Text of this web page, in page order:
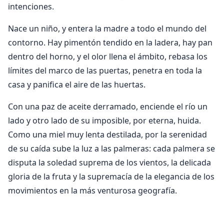
intenciones.
Nace un niño, y entera la madre a todo el mundo del
contorno. Hay pimentón tendido en la ladera, hay pan
dentro del horno, y el olor llena el ámbito, rebasa los
límites del marco de las puertas, penetra en toda la
casa y panifica el aire de las huertas.
Con una paz de aceite derramado, enciende el río un
lado y otro lado de su imposible, por eterna, huida.
Como una miel muy lenta destilada, por la serenidad
de su caída sube la luz a las palmeras: cada palmera se
disputa la soledad suprema de los vientos, la delicada
gloria de la fruta y la supremacía de la elegancia de los
movimientos en la más venturosa geografía.